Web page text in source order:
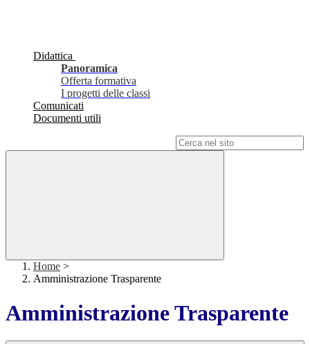
Didattica
Panoramica
Offerta formativa
I progetti delle classi
Comunicati
Documenti utili
Home >
Amministrazione Trasparente
Amministrazione Trasparente